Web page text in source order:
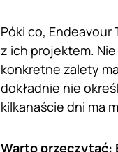
Póki co,
z ich projektem.
konkretne zalety
dokładnie nie
kilkanaście dni ma
Warto przeczytać: